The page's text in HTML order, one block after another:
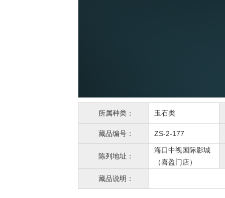
所属种类： 玉石类
藏品编号： ZS-2-177
陈列地址：
海口中视国际影城
（喜盈门店）
藏品说明：